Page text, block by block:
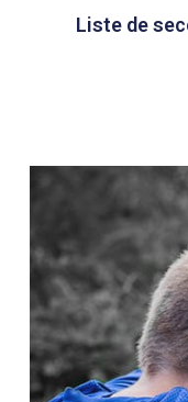
Liste de